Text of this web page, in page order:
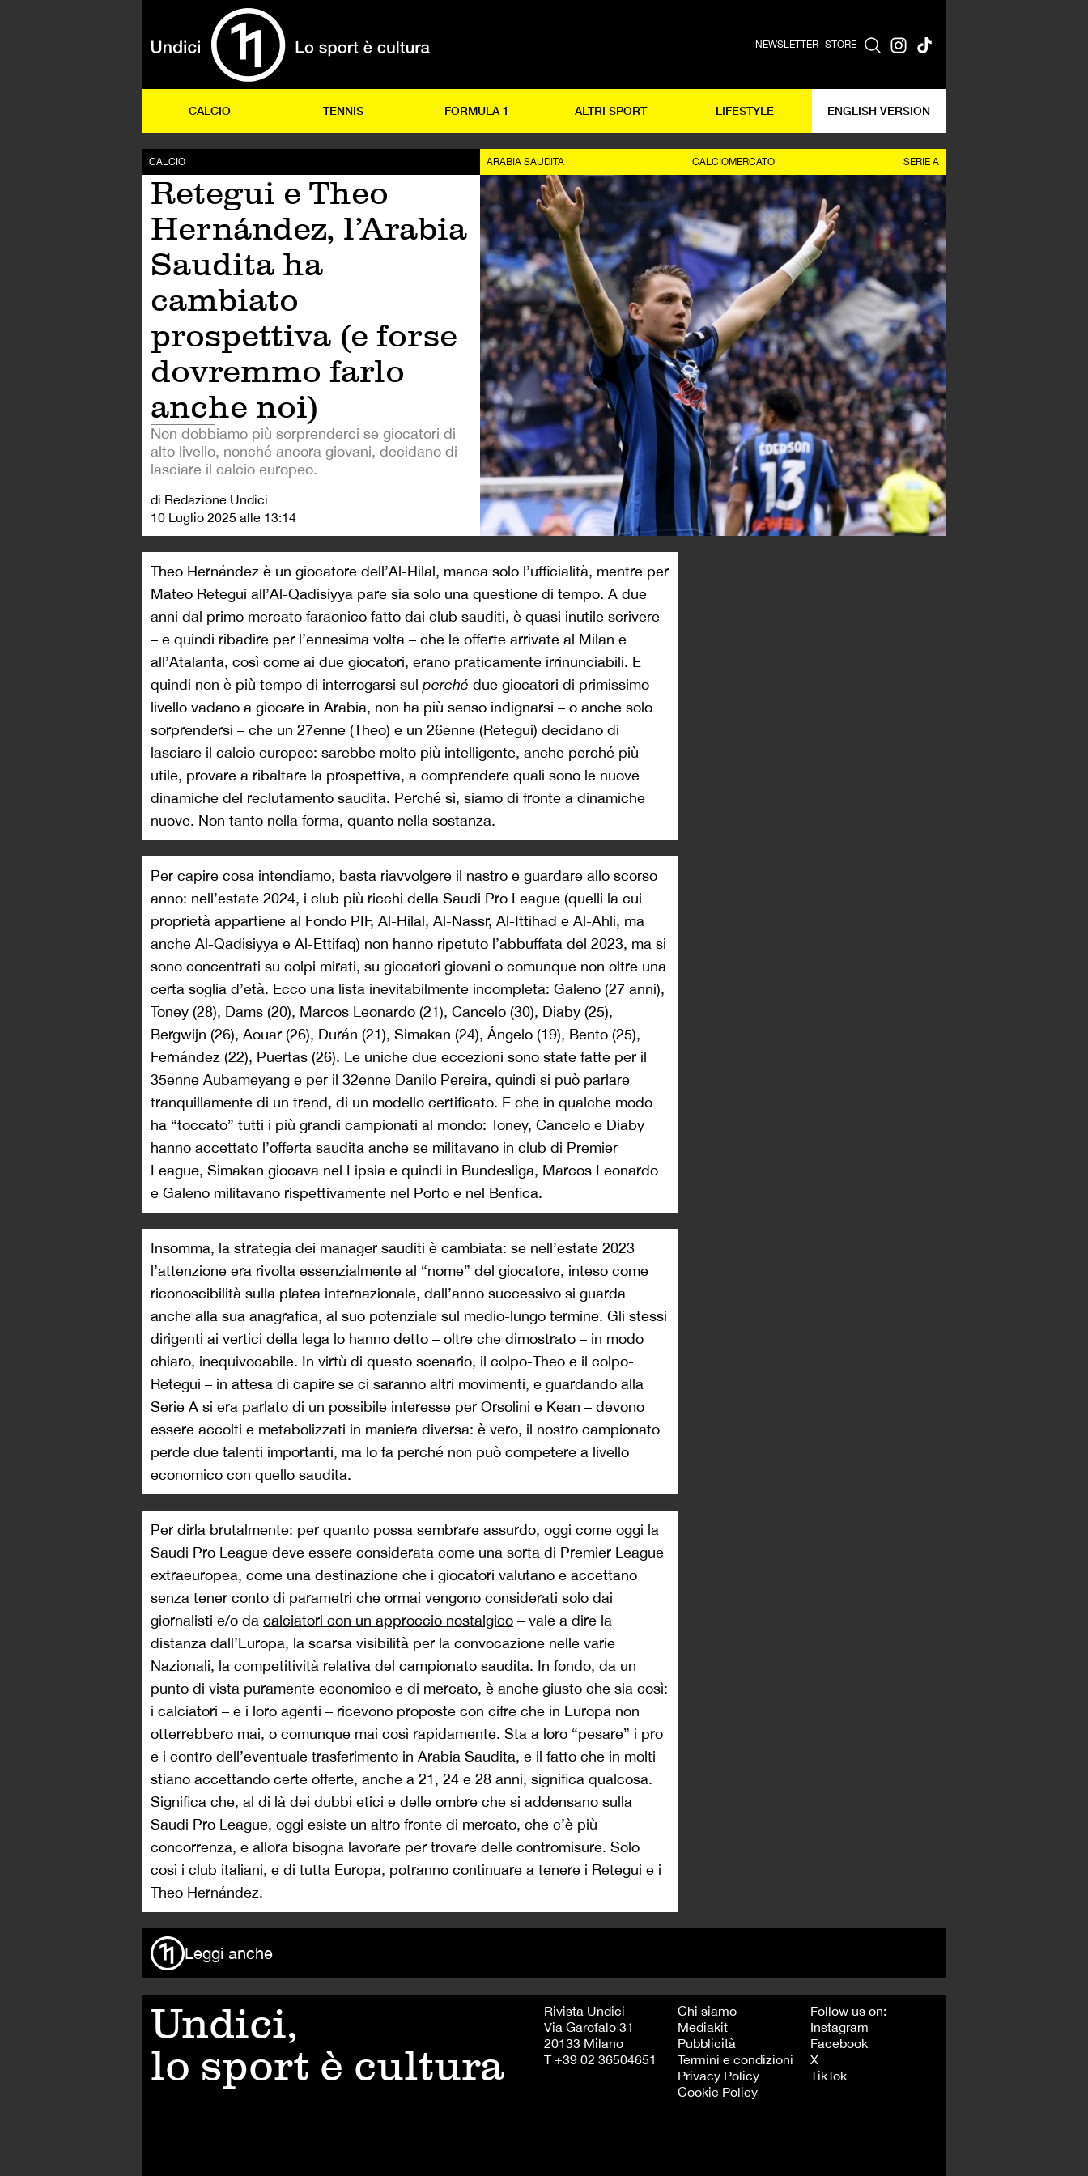
NEWSLETTER STORE
CALCIO TENNIS FORMULA 1 ALTRI SPORT LIFESTYLE ENGLISH VERSION
CALCIO
Retegui e Theo
Hernández, l’Arabia
Saudita ha
cambiato
prospettiva (e forse
dovremmo farlo
anche noi)
Non dobbiamo più sorprenderci se giocatori di
alto livello, nonché ancora giovani, decidano di
lasciare il calcio europeo.
di Redazione Undici
10 Luglio 2025 alle 13:14
ARABIA SAUDITA CALCIOMERCATO SERIE A
Theo Hernández è un giocatore dell’Al-Hilal, manca solo l’ufficialità, mentre per
Mateo Retegui all’Al-Qadisiyya pare sia solo una questione di tempo. A due
anni dal primo mercato faraonico fatto dai club sauditi, è quasi inutile scrivere
– e quindi ribadire per l’ennesima volta – che le offerte arrivate al Milan e
all’Atalanta, così come ai due giocatori, erano praticamente irrinunciabili. E
quindi non è più tempo di interrogarsi sul perché due giocatori di primissimo
livello vadano a giocare in Arabia, non ha più senso indignarsi – o anche solo
sorprendersi – che un 27enne (Theo) e un 26enne (Retegui) decidano di
lasciare il calcio europeo: sarebbe molto più intelligente, anche perché più
utile, provare a ribaltare la prospettiva, a comprendere quali sono le nuove
dinamiche del reclutamento saudita. Perché sì, siamo di fronte a dinamiche
nuove. Non tanto nella forma, quanto nella sostanza.
Per capire cosa intendiamo, basta riavvolgere il nastro e guardare allo scorso
anno: nell’estate 2024, i club più ricchi della Saudi Pro League (quelli la cui
proprietà appartiene al Fondo PIF, Al-Hilal, Al-Nassr, Al-Ittihad e Al-Ahli, ma
anche Al-Qadisiyya e Al-Ettifaq) non hanno ripetuto l’abbuffata del 2023, ma si
sono concentrati su colpi mirati, su giocatori giovani o comunque non oltre una
certa soglia d’età. Ecco una lista inevitabilmente incompleta: Galeno (27 anni),
Toney (28), Dams (20), Marcos Leonardo (21), Cancelo (30), Diaby (25),
Bergwijn (26), Aouar (26), Durán (21), Simakan (24), Ángelo (19), Bento (25),
Fernández (22), Puertas (26). Le uniche due eccezioni sono state fatte per il
35enne Aubameyang e per il 32enne Danilo Pereira, quindi si può parlare
tranquillamente di un trend, di un modello certificato. E che in qualche modo
ha “toccato” tutti i più grandi campionati al mondo: Toney, Cancelo e Diaby
hanno accettato l’offerta saudita anche se militavano in club di Premier
League, Simakan giocava nel Lipsia e quindi in Bundesliga, Marcos Leonardo
e Galeno militavano rispettivamente nel Porto e nel Benfica.
Insomma, la strategia dei manager sauditi è cambiata: se nell’estate 2023
l’attenzione era rivolta essenzialmente al “nome” del giocatore, inteso come
riconoscibilità sulla platea internazionale, dall’anno successivo si guarda
anche alla sua anagrafica, al suo potenziale sul medio-lungo termine. Gli stessi
dirigenti ai vertici della lega lo hanno detto – oltre che dimostrato – in modo
chiaro, inequivocabile. In virtù di questo scenario, il colpo-Theo e il colpo-
Retegui – in attesa di capire se ci saranno altri movimenti, e guardando alla
Serie A si era parlato di un possibile interesse per Orsolini e Kean – devono
essere accolti e metabolizzati in maniera diversa: è vero, il nostro campionato
perde due talenti importanti, ma lo fa perché non può competere a livello
economico con quello saudita.
Per dirla brutalmente: per quanto possa sembrare assurdo, oggi come oggi la
Saudi Pro League deve essere considerata come una sorta di Premier League
extraeuropea, come una destinazione che i giocatori valutano e accettano
senza tener conto di parametri che ormai vengono considerati solo dai
giornalisti e/o da calciatori con un approccio nostalgico – vale a dire la
distanza dall’Europa, la scarsa visibilità per la convocazione nelle varie
Nazionali, la competitività relativa del campionato saudita. In fondo, da un
punto di vista puramente economico e di mercato, è anche giusto che sia così:
i calciatori – e i loro agenti – ricevono proposte con cifre che in Europa non
otterrebbero mai, o comunque mai così rapidamente. Sta a loro “pesare” i pro
e i contro dell’eventuale trasferimento in Arabia Saudita, e il fatto che in molti
stiano accettando certe offerte, anche a 21, 24 e 28 anni, significa qualcosa.
Significa che, al di là dei dubbi etici e delle ombre che si addensano sulla
Saudi Pro League, oggi esiste un altro fronte di mercato, che c’è più
concorrenza, e allora bisogna lavorare per trovare delle contromisure. Solo
così i club italiani, e di tutta Europa, potranno continuare a tenere i Retegui e i
Theo Hernández.
Leggi anche
Undici,
lo sport è cultura
Rivista Undici
Via Garofalo 31
20133 Milano
T +39 02 36504651
Chi siamo
Mediakit
Pubblicità
Termini e condizioni
Privacy Policy
Cookie Policy
Follow us on:
Instagram
Facebook
X
TikTok